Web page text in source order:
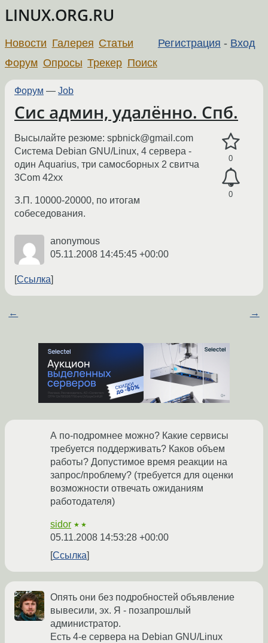
LINUX.ORG.RU
Регистрация - Вход
Новости Галерея Статьи
Форум Опросы Трекер Поиск
Форум — Job
Сис админ, удалённо. Спб.
0
0
Высылайте резюме: spbnick@gmail.com
Система Debian GNU/Linux, 4 сервера -
один Aquarius, три самосборных 2 свитча
3Com 42xx
З.П. 10000-20000, по итогам
собеседования.
anonymous
05.11.2008 14:45:45 +00:00
Ссылка
← →
А по-подромнее можно? Какие сервисы
требуется поддерживать? Каков объем
работы? Допустимое время реакции на
запрос/проблему? (требуется для оценки
возможности отвечать ожиданиям
работодателя)
sidor ★★
05.11.2008 14:53:28 +00:00
Ссылка
Опять они без подробностей объявление
вывесили, эх. Я - позапрошлый
администратор.
Есть 4-е сервера на Debian GNU/Linux